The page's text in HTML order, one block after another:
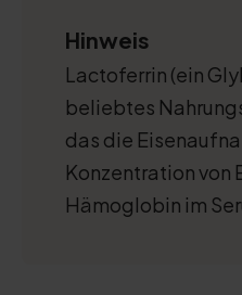
Hinweis
Lactoferrin (ein
beliebtes
das die
Konzentration von
Hämoglobin im